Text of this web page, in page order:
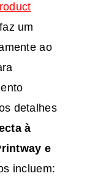
um
ao
detalhes
à
e
incluem: